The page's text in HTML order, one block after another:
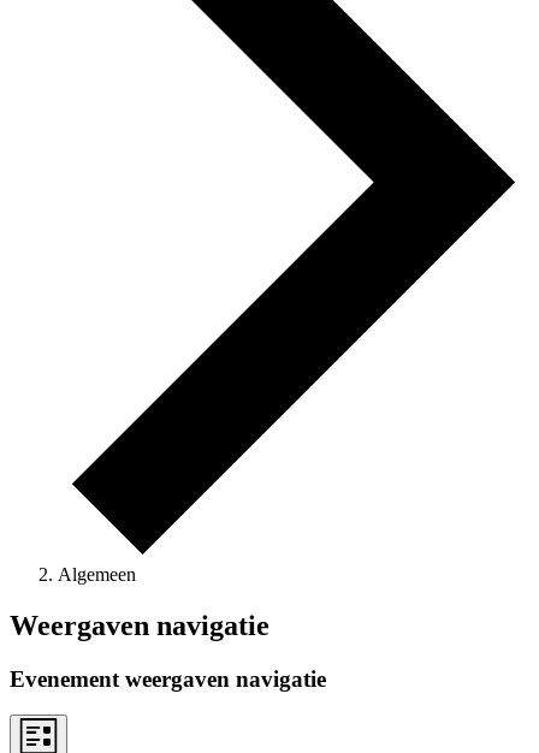
Algemeen
Evenementen
Weergaven navigatie
Evenement weergaven navigatie